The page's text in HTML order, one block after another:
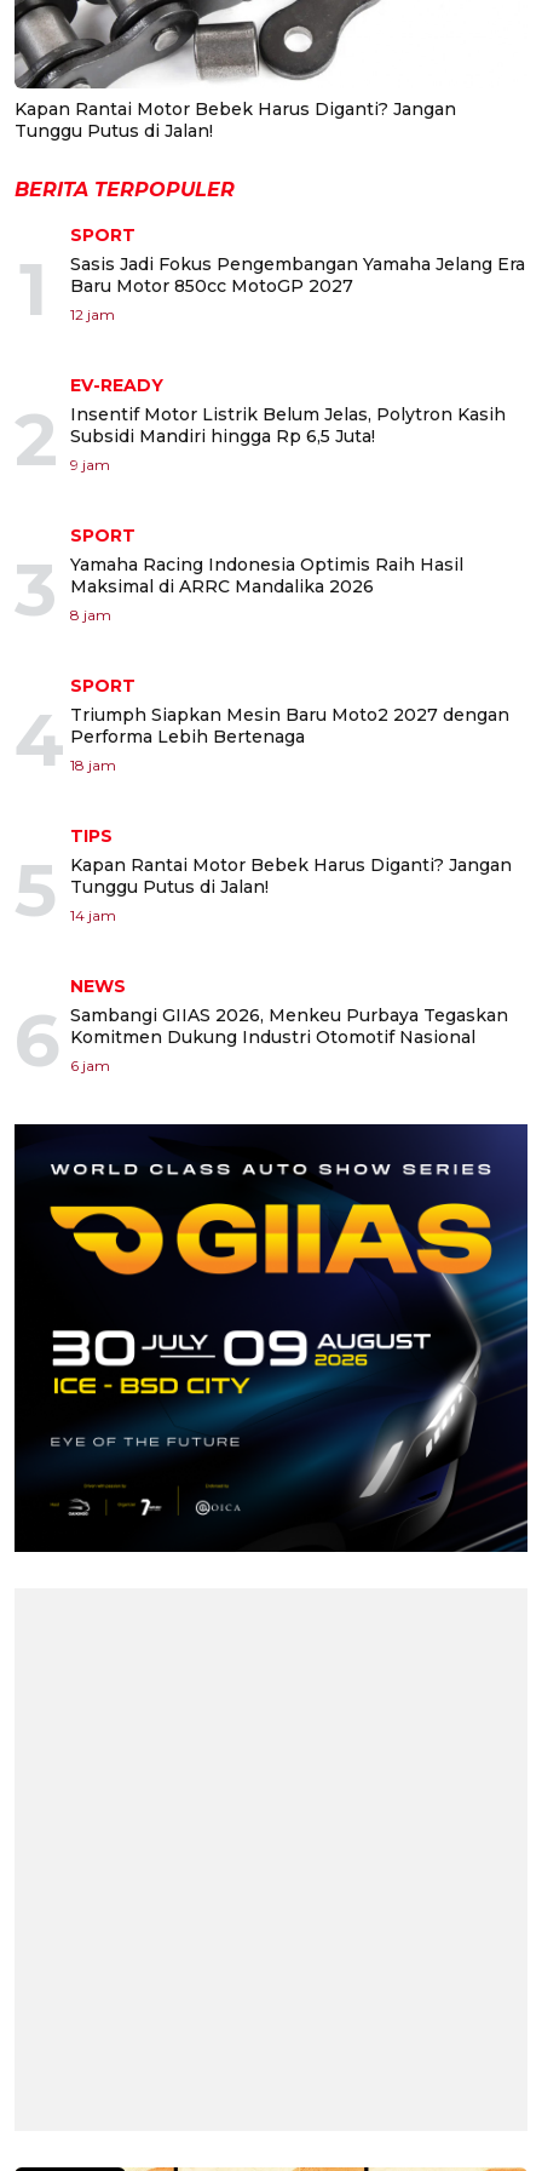
Kapan Rantai Motor Bebek Harus Diganti? Jangan
Tunggu Putus di Jalan!
BERITA TERPOPULER
1
SPORT
Sasis Jadi Fokus Pengembangan Yamaha Jelang Era
Baru Motor 850cc MotoGP 2027
12 jam
2
EV-READY
Insentif Motor Listrik Belum Jelas, Polytron Kasih
Subsidi Mandiri hingga Rp 6,5 Juta!
9 jam
3
SPORT
Yamaha Racing Indonesia Optimis Raih Hasil
Maksimal di ARRC Mandalika 2026
8 jam
4
SPORT
Triumph Siapkan Mesin Baru Moto2 2027 dengan
Performa Lebih Bertenaga
18 jam
5
TIPS
Kapan Rantai Motor Bebek Harus Diganti? Jangan
Tunggu Putus di Jalan!
14 jam
6
NEWS
Sambangi GIIAS 2026, Menkeu Purbaya Tegaskan
Komitmen Dukung Industri Otomotif Nasional
6 jam